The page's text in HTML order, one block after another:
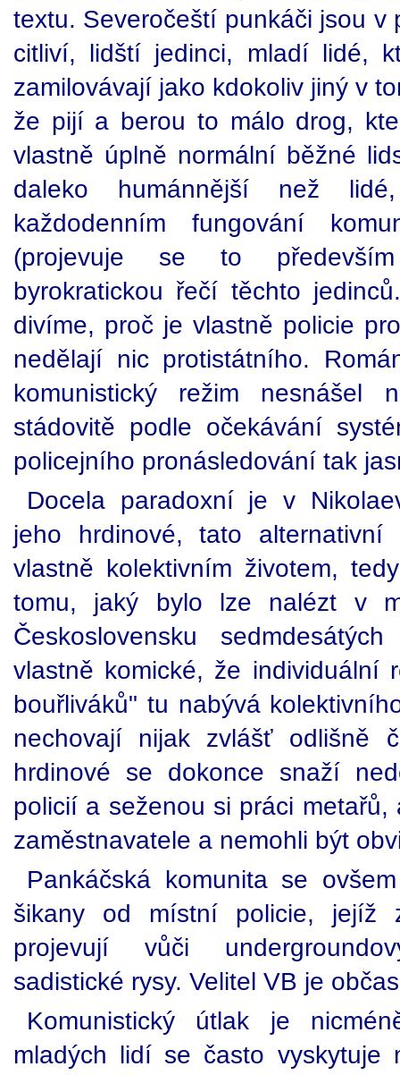
textu. Severočeští punkáči jsou v
citliví, lidští jedinci, mladí lidé,
zamilovávají jako kdokoliv jiný v
že pijí a berou to málo drog,
vlastně úplně normální běžné
daleko humánnější než
každodenním fungování
(projevuje se to
byrokratickou řečí těchto
divíme, proč je vlastně policie
nedělají nic protistátního.
komunistický režim nesnášel
stádovitě podle očekávání
policejního pronásledování tak
Docela paradoxní je v
jeho hrdinové, tato
vlastně kolektivním životem,
tomu, jaký bylo lze nalézt v
Československu
vlastně komické, že individuální
bouřliváků" tu nabývá
nechovají nijak zvlášť odlišně
hrdinové se dokonce snaží
policií a seženou si práci
zaměstnavatele a nemohli být
Pankáčská komunita se
šikany od místní policie, jejíž
projevují vůči
sadistické rysy. Velitel VB je
Komunistický útlak je
mladých lidí se často vyskytuje